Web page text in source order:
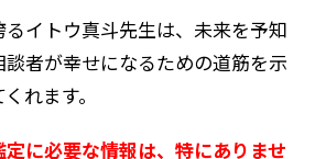
イトウ真斗先生は、未来を予知
者が幸せになるための道筋を示
れます。
に必要な情報は、特にありませ